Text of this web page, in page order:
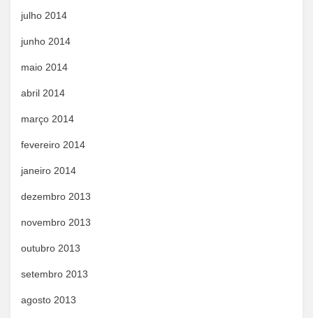
julho 2014
junho 2014
maio 2014
abril 2014
março 2014
fevereiro 2014
janeiro 2014
dezembro 2013
novembro 2013
outubro 2013
setembro 2013
agosto 2013